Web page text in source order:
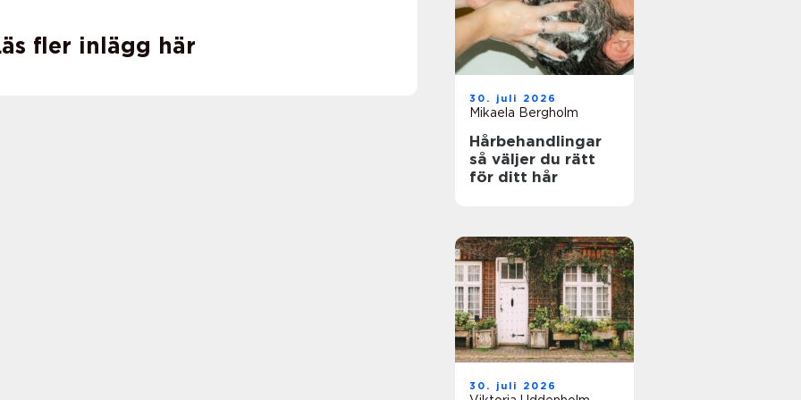
fler inlägg här
30. juli 2026
Mikaela Bergholm
Hårbehandlingar
så väljer du rätt
för ditt hår
30. juli 2026